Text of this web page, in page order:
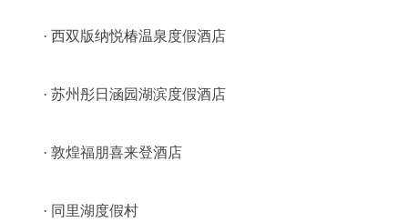
· 西双版纳悦椿温泉度假酒店
· 苏州彤日涵园湖滨度假酒店
· 敦煌福朋喜来登酒店
· 同里湖度假村